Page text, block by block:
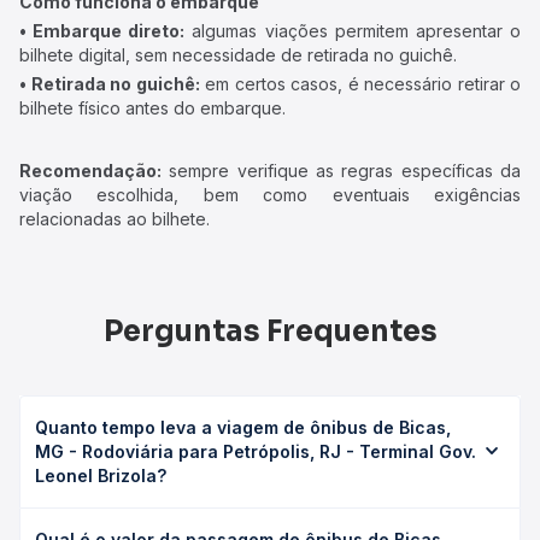
• Embarque direto: algumas viações permitem apresentar o
bilhete digital, sem necessidade de retirada no guichê.
• Retirada no guichê: em certos casos, é necessário retirar o
bilhete físico antes do embarque.
Recomendação: sempre verifique as regras específicas da
viação escolhida, bem como eventuais exigências
relacionadas ao bilhete.
Perguntas Frequentes
Quanto tempo leva a viagem de ônibus de Bicas,
MG - Rodoviária para Petrópolis, RJ - Terminal Gov.
Leonel Brizola?